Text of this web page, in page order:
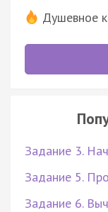
Душевное
Задание 3.
Задание 5.
Задание 6.